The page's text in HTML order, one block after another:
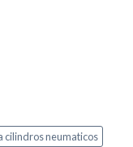
cilindros neumaticos